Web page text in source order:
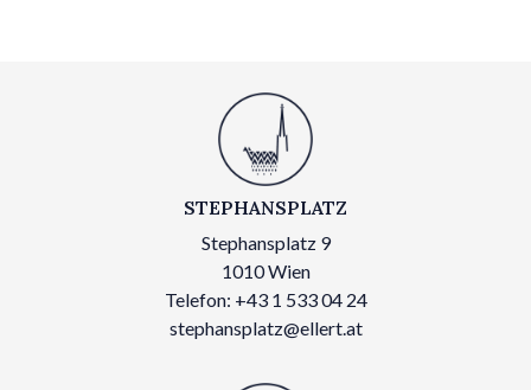
STEPHANSPLATZ
Stephansplatz 9
1010 Wien
Telefon: +43 1 533 04 24
stephansplatz@ellert.at